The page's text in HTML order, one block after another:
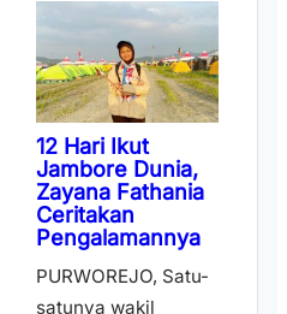
12 Hari Ikut
Jambore Dunia,
Zayana Fathania
Ceritakan
Pengalamannya
PURWOREJO, Satu-
satunya wakil